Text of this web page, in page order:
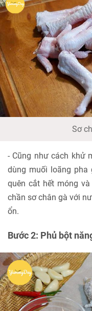
Sơ
- Cũng như cách khử
dùng muối loãng pha
quên cắt hết móng
chần sơ chân gà với
ổn.
Bước 2: Phủ bột